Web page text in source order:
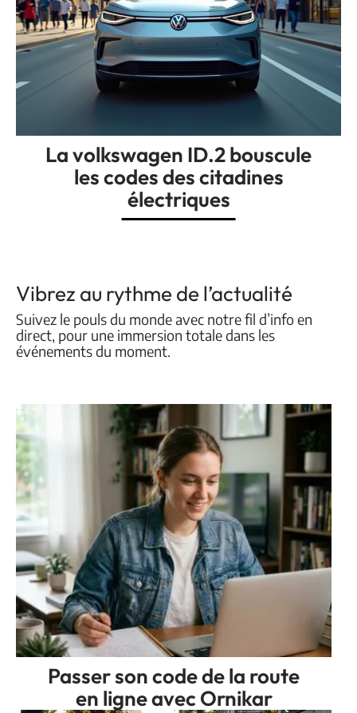
La volkswagen ID.2 bouscule
les codes des citadines
électriques
Vibrez au rythme de l’actualité
Suivez le pouls du monde avec notre fil d’info en
direct, pour une immersion totale dans les
événements du moment.
Passer son code de la route
en ligne avec Ornikar